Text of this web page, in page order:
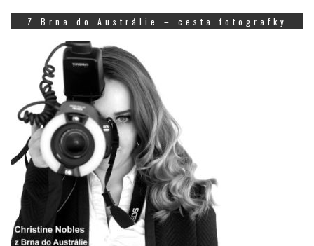
Z Brna do Austrálie – cesta fotografky